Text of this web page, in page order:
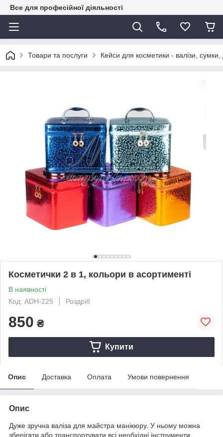
Все для професійної діяльності
Товари та послуги Кейси для косметики - валізи, сумки,
Косметички 2 в 1, кольори в асортименті
В наявності
Код: ADH-225
Роздріб
850 ₴
Купити
Опис Доставка Оплата Умови повернення
Опис
Дуже зручна валіза для майстра манікюру. У ньому можна
зберігати або транспортувати всі необхідні інструменти.